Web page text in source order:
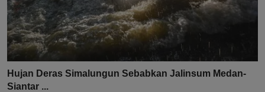
Hujan Deras Simalungun Sebabkan Jalinsum Medan-
Siantar ...